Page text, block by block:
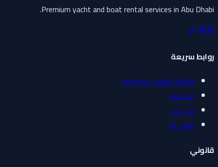
Premium yacht and boat rental services in Abu Dhabi.
روابط سريعة
قائمة القوارب واليخوت
الخدمات
من نحن
اتصل بنا
قانوني